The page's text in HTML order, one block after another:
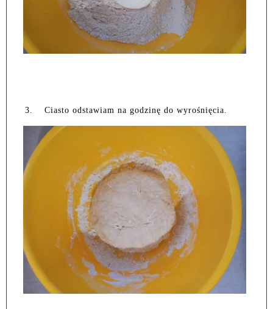
3. Ciasto odstawiam na godzinę do wyrośnięcia.